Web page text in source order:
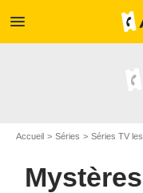
menu
Accueil Séries Séries TV